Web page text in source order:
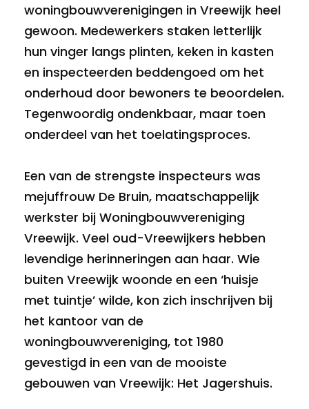
woningbouwverenigingen in Vreewijk heel
gewoon. Medewerkers staken letterlijk
hun vinger langs plinten, keken in kasten
en inspecteerden beddengoed om het
onderhoud door bewoners te beoordelen.
Tegenwoordig ondenkbaar, maar toen
onderdeel van het toelatingsproces.
Een van de strengste inspecteurs was
mejuffrouw De Bruin, maatschappelijk
werkster bij Woningbouwvereniging
Vreewijk. Veel oud-Vreewijkers hebben
levendige herinneringen aan haar. Wie
buiten Vreewijk woonde en een ‘huisje
met tuintje’ wilde, kon zich inschrijven bij
het kantoor van de
woningbouwvereniging, tot 1980
gevestigd in een van de mooiste
gebouwen van Vreewijk: Het Jagershuis.